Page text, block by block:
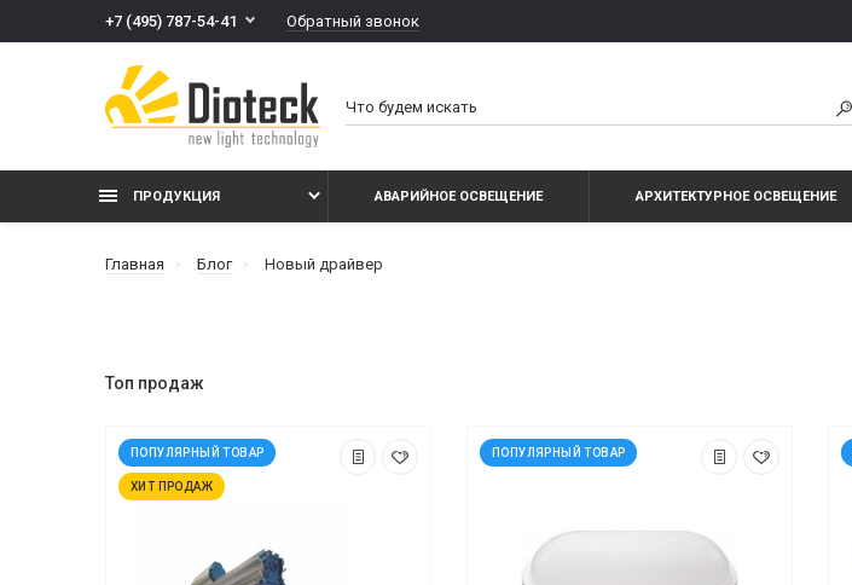
+7 (495) 787-54-41 Обратный звонок
ПРОДУКЦИЯ АВАРИЙНОЕ ОСВЕЩЕНИЕ АРХИТЕКТУРНОЕ ОСВЕЩЕНИЕ
Главная Блог Новый драйвер
Топ продаж
ПОПУЛЯРНЫЙ ТОВАР
ХИТ ПРОДАЖ
ПОПУЛЯРНЫЙ ТОВАР